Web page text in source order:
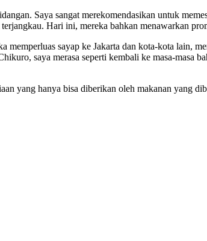
Saya sangat merekomendasikan untuk
Hari ini, mereka bahkan menawarkan
sayap ke Jakarta dan kota-kota lain,
saya merasa seperti kembali ke masa-masa
yang hanya bisa diberikan oleh makanan yang